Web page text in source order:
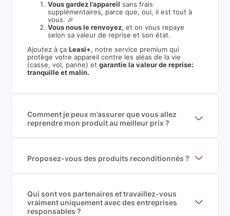
Vous gardez l’appareil sans frais
supplémentaires, parce que, oui, il est tout à
vous. 🎉
Vous nous le renvoyez, et on vous repaye
selon sa valeur de reprise et son état.
Ajoutez à ça Leasi+, notre service premium qui
protège votre appareil contre les aléas de la vie
(casse, vol, panne) etgarantie la valeur de reprise:
tranquille et malin.
Comment je peux m’assurer que vous allez
reprendre mon produit au meilleur prix ?
garantir le meilleur prix de rachat. De plus, nous
sommes rémunéré à la commission sur la valeur de
Proposez-vous des produits reconditionnés ?
produits officiels de grandes marques et du
reconditionné de haute qualité
Qui sont vos partenaires et travaillez-vous
vraiment uniquement avec des entreprises
responsables ?